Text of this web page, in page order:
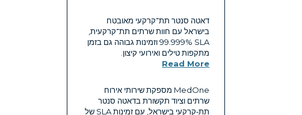
דאטה סנטר תת־קרקעי מאובטח
בישראל עם חוות שרתים תת־קרקעית,
SLA ‏99.999% וזמינות גבוהה גם בזמן
מתקפות טילים ואירועי קיצון.
Read More
MedOne מספקת שירותי אירוח
שרתים וציוד תקשורת בדאטה סנטר
תת‑קרקעי בישראל, עם זמינות SLA של